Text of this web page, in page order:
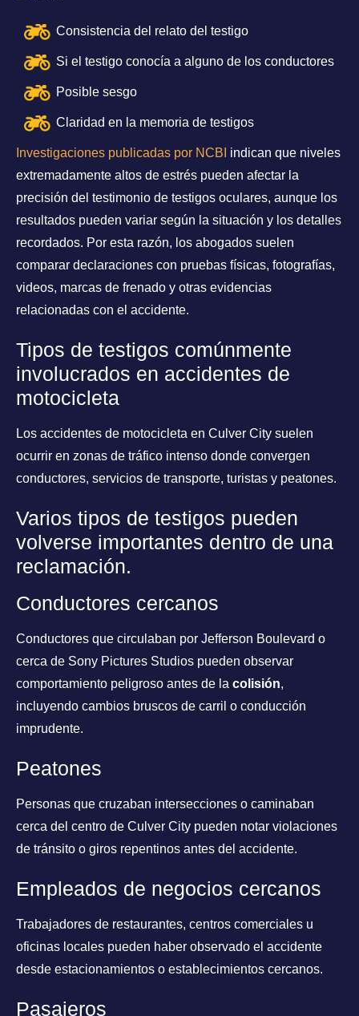
Consistencia del relato del testigo
Si el testigo conocía a alguno de los conductores
Posible sesgo
Claridad en la memoria de testigos
Investigaciones publicadas por NCBI indican que niveles
extremadamente altos de estrés pueden afectar la
precisión del testimonio de testigos oculares, aunque los
resultados pueden variar según la situación y los detalles
recordados. Por esta razón, los abogados suelen
comparar declaraciones con pruebas físicas, fotografías,
videos, marcas de frenado y otras evidencias
relacionadas con el accidente.
Tipos de testigos comúnmente
involucrados en accidentes de
motocicleta
Los accidentes de motocicleta en Culver City suelen
ocurrir en zonas de tráfico intenso donde convergen
conductores, servicios de transporte, turistas y peatones.
Varios tipos de testigos pueden
volverse importantes dentro de una
reclamación.
Conductores cercanos
Conductores que circulaban por Jefferson Boulevard o
cerca de Sony Pictures Studios pueden observar
comportamiento peligroso antes de la colisión,
incluyendo cambios bruscos de carril o conducción
imprudente.
Peatones
Personas que cruzaban intersecciones o caminaban
cerca del centro de Culver City pueden notar violaciones
de tránsito o giros repentinos antes del accidente.
Empleados de negocios cercanos
Trabajadores de restaurantes, centros comerciales u
oficinas locales pueden haber observado el accidente
desde estacionamientos o establecimientos cercanos.
Pasajeros